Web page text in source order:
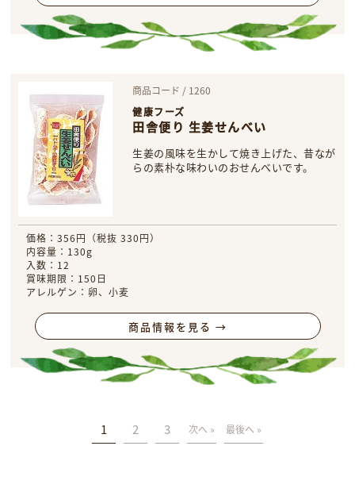
商品コード / 1260
健康フーズ
田舎便り 生姜せんべい
生姜の風味を生かして焼き上げた、昔なが
らの素朴な味わいのおせんべいです。
価格：356円（税抜 330円）
内容量：130g
入数：12
賞味期限：150日
アレルゲン：卵、小麦
商品情報を見る →
1 2 3 次へ » 最後へ »